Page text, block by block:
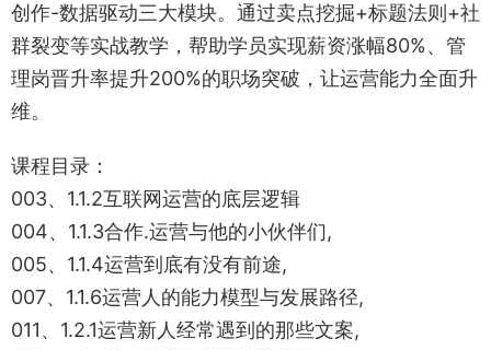
创作-数据驱动三大模块。通过卖点挖掘+标题法则+社
群裂变等实战教学，帮助学员实现薪资涨幅80%、管
理岗晋升率提升200%的职场突破，让运营能力全面升
维。
课程目录：
003、1.1.2互联网运营的底层逻辑
004、1.1.3合作.运营与他的小伙伴们,
005、1.1.4运营到底有没有前途,
007、1.1.6运营人的能力模型与发展路径,
011、1.2.1运营新人经常遇到的那些文案,